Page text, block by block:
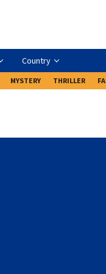
Country
MYSTERY THRILLER